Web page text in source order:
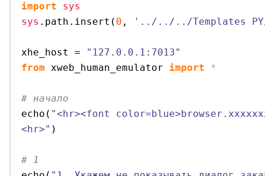
import
sys
sys . path . insert ( 0 , '../../../Templates
xhe_host =
"127.0.0.1:7013"
from xweb_human_emulator import *
# начало
echo ( "<hr><font
<hr>" )
# 1